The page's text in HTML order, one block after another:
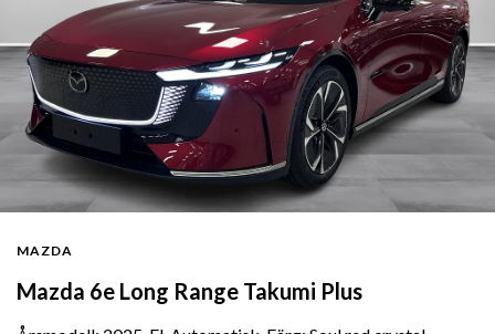
MAZDA
Mazda 6e Long Range Takumi Plus